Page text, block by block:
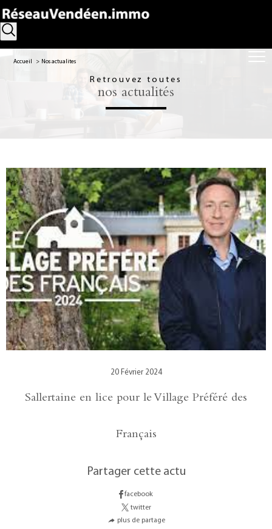
Accueil Nos actualites
Retrouvez toutes
nos actualités
20 Février 2024
Sallertaine en lice pour le Village Préféré des
Français
Partager cette actu
facebook
twitter
plus de partage